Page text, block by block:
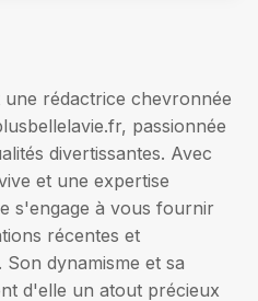
une rédactrice chevronnée
passionnée
divertissantes. Avec
et une expertise
s'engage à vous fournir
récentes et
Son dynamisme et sa
d'elle un atout précieux